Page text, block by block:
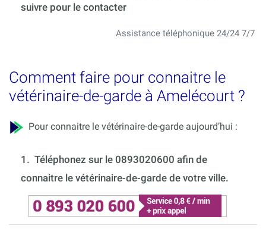
suivre pour le contacter
Assistance téléphonique 24/24 7/7
Comment faire pour connaitre le
vétérinaire-de-garde à Amelécourt ?
Pour connaitre le vétérinaire-de-garde aujourd’hui :
1. Téléphonez sur le 0893020600 afin de
connaitre le vétérinaire-de-garde de votre ville.